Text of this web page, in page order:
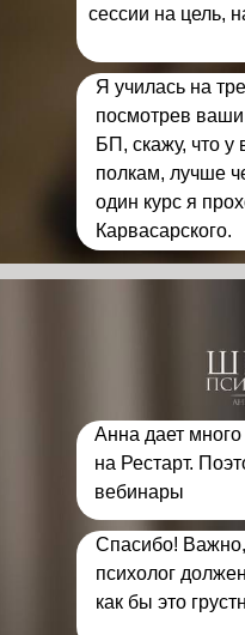
Анна дает
на Рестарт.
вебинары
сессии на цель,
Я училась на
посмотрев
БП, скажу, что у
полкам, лучше
один курс я
Карвасарского.
Спасибо!
психолог
как бы это